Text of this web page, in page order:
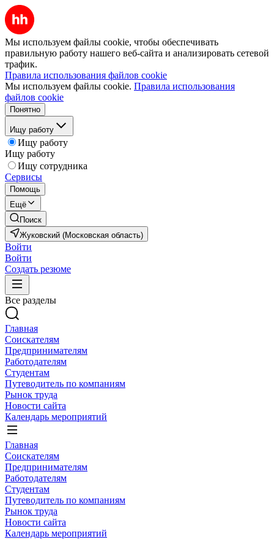
Мы используем файлы cookie, чтобы обеспечивать
правильную работу нашего веб-сайта и анализировать сетевой
трафик.
Правила использования файлов cookie
Мы используем файлы cookie. Правила использования
файлов cookie
Понятно
Ищу работу
Ищу работу
Ищу работу
Ищу сотрудника
Сервисы
Помощь
Ещё
Поиск
Жуковский (Московская область)
Войти
Войти
Создать резюме
Все разделы
Главная
Соискателям
Предпринимателям
Работодателям
Студентам
Путеводитель по компаниям
Рынок труда
Новости сайта
Календарь мероприятий
Главная
Соискателям
Предпринимателям
Работодателям
Студентам
Путеводитель по компаниям
Рынок труда
Новости сайта
Календарь мероприятий